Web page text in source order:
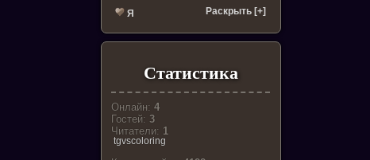
Я Раскрыть [+]
Статистика
Онлайн: 4
Гостей: 3
Читатели: 1
tgvscoloring